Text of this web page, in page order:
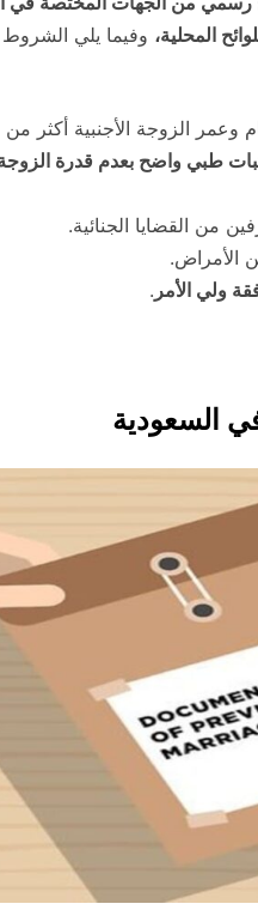
المحلية، وفيما يلي
طبي واضح بعدم قدرة
من القضايا الجنائية.
الأمراض.
ولي الأمر .
السعودية